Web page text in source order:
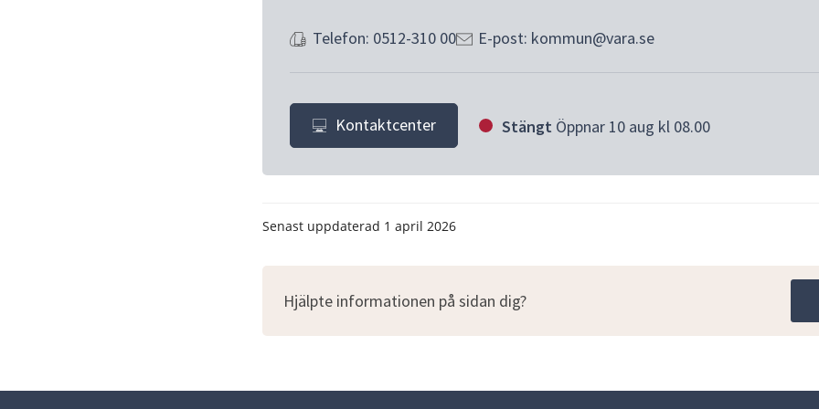
Telefon: 0512-310 00 E-post: kommun@vara.se
Kontaktcenter Stängt Öppnar 10 aug kl 08.00
Senast uppdaterad 1 april 2026
Hjälpte informationen på sidan dig?